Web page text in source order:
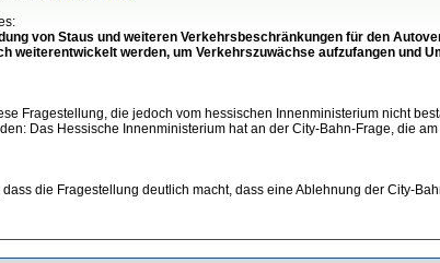
von Staus und weiteren Verkehrsbeschränkungen für den
weiterentwickelt werden, um Verkehrszuwächse aufzufangen und
Fragestellung, die jedoch vom hessischen Innenministerium nicht
Das Hessische Innenministerium hat an der City-Bahn-Frage, die
die Fragestellung deutlich macht, dass eine Ablehnung der City-